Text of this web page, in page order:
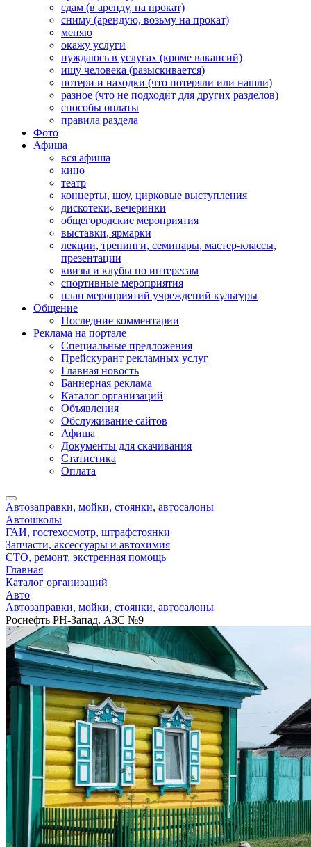
сдам (в аренду, на прокат)
сниму (арендую, возьму на прокат)
меняю
окажу услуги
нуждаюсь в услугах (кроме вакансий)
ищу человека (разыскивается)
потери и находки (что потеряли или нашли)
разное (что не подходит для других разделов)
способы оплаты
правила раздела
Фото
Афиша
вся афиша
кино
театр
концерты, шоу, цирковые выступления
дискотеки, вечеринки
общегородские мероприятия
выставки, ярмарки
лекции, тренинги, семинары, мастер-классы,
презентации
квизы и клубы по интересам
спортивные мероприятия
план мероприятий учреждений культуры
Общение
Последние комментарии
Реклама на портале
Специальные предложения
Прейскурант рекламных услуг
Главная новость
Баннерная реклама
Каталог организаций
Объявления
Обслуживание сайтов
Афиша
Документы для скачивания
Статистика
Оплата
Автозаправки, мойки, стоянки, автосалоны
Автошколы
ГАИ, гостехосмотр, штрафстоянки
Запчасти, аксессуары и автохимия
СТО, ремонт, экстренная помощь
Главная
Каталог организаций
Авто
Автозаправки, мойки, стоянки, автосалоны
Роснефть РН-Запад. АЗС №9